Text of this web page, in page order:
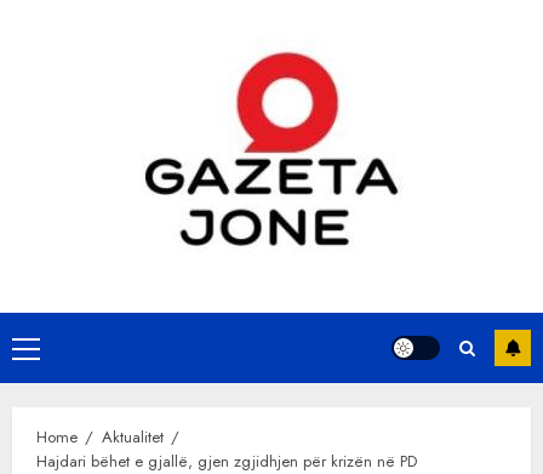
Primary
Menu
Home
Aktualitet
Hajdari bëhet e gjallë, gjen zgjidhjen për krizën në PD